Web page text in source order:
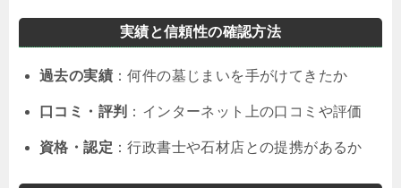
実績と信頼性の確認方法
過去の実績 ：何件の墓じまいを手がけてきたか
口コミ・評判 ：インターネット上の口コミや評価
資格・認定 ：行政書士や石材店との提携があるか